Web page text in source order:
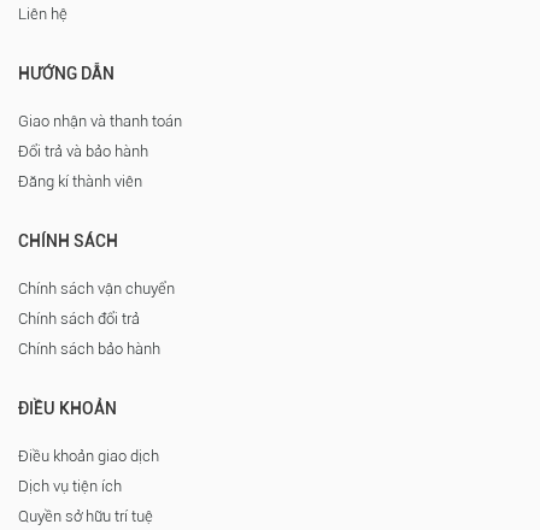
Liên hệ
HƯỚNG DẪN
Giao nhận và thanh toán
Đổi trả và bảo hành
Đăng kí thành viên
CHÍNH SÁCH
Chính sách vận chuyển
Chính sách đổi trả
Chính sách bảo hành
ĐIỀU KHOẢN
Điều khoản giao dịch
Dịch vụ tiện ích
Quyền sở hữu trí tuệ